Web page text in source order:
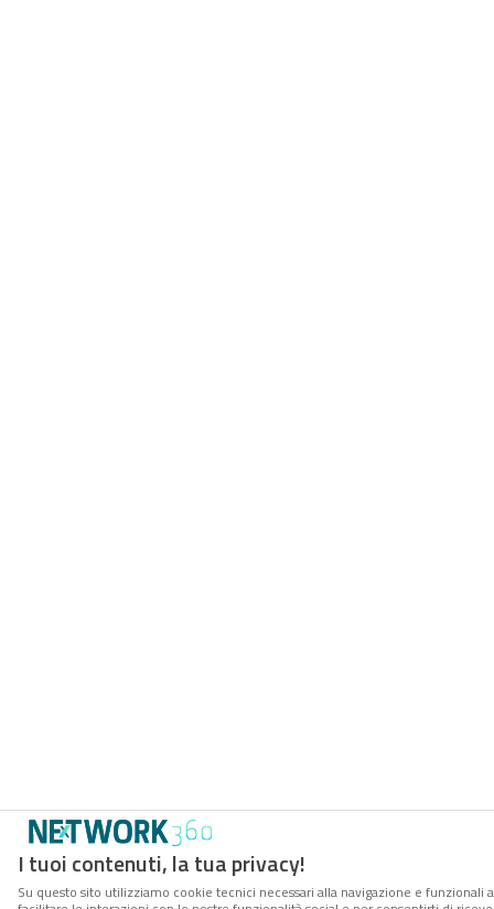
I tuoi contenuti, la tua privacy!
Su questo sito utilizziamo cookie tecnici necessari alla navigazione e